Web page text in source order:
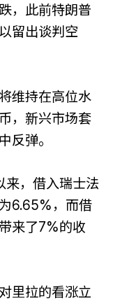
，此前特朗普
留出谈判空
维持在高位水
，新兴市场套
反弹。
来，借入瑞士法
6.65%，而借
来了7%的收
里拉的看涨立